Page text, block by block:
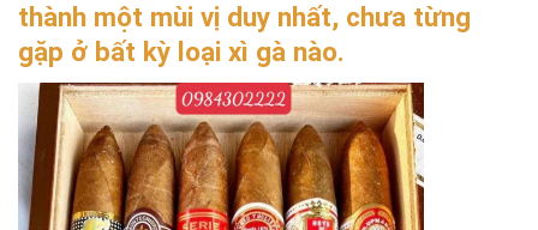
thành một mùi vị duy nhất, chưa từng
gặp ở bất kỳ loại xì gà nào.